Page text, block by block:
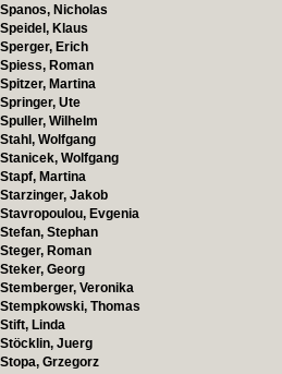
Spanos, Nicholas
Speidel, Klaus
Sperger, Erich
Spiess, Roman
Spitzer, Martina
Springer, Ute
Spuller, Wilhelm
Stahl, Wolfgang
Stanicek, Wolfgang
Stapf, Martina
Starzinger, Jakob
Stavropoulou, Evgenia
Stefan, Stephan
Steger, Roman
Steker, Georg
Stemberger, Veronika
Stempkowski, Thomas
Stift, Linda
Stöcklin, Juerg
Stopa, Grzegorz